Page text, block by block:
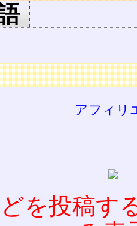
アフィリ
を投稿す